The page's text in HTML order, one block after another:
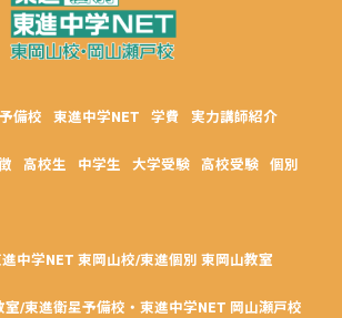
備校 東進中学NET 学費 実力講師紹介
高校生 中学生 大学受験 高校受験 個別
中学NET 東岡山校/東進個別 東岡山教室
室/東進衛星予備校・東進中学NET 岡山瀬戸校